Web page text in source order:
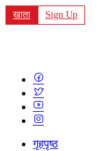
खाता Sign Up
गृहपृष्ठ